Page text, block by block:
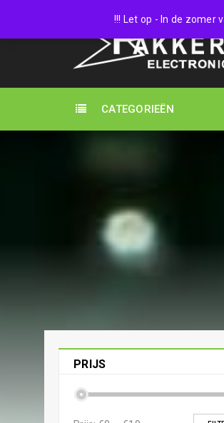
!!! Let op - In de zomer
CATEGORIEËN
PRIJS